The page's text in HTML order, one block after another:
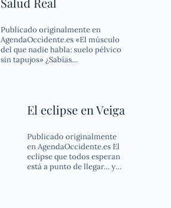
Publicado originalmente en
AgendaOccidente.es «El músculo
del que nadie habla: suelo pélvico
sin tapujos» ¿Sabías…
El eclipse en Veiga
Publicado originalmente
en AgendaOccidente.es El
eclipse que todos esperan
está a punto de llegar… y…